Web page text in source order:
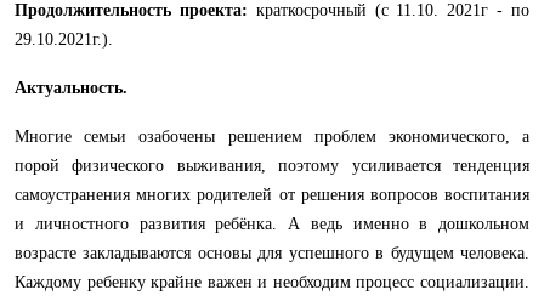
Продолжительность проекта: краткосрочный (с 11.10. 2021г - по
29.10.2021г.).
Актуальность.
Многие семьи озабочены решением проблем экономического, а
порой физического выживания, поэтому усиливается тенденция
самоустранения многих родителей от решения вопросов воспитания
и личностного развития ребёнка. А ведь именно в дошкольном
возрасте закладываются основы для успешного в будущем человека.
Каждому ребенку крайне важен и необходим процесс социализации.